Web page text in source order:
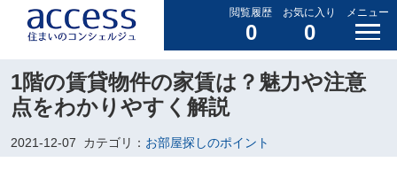
閲覧履歴
0
お気に入り
0
メニュー
1階の賃貸物件の家賃は？魅力や注意
点をわかりやすく解説
2021-12-07 カテゴリ： お部屋探しのポイント